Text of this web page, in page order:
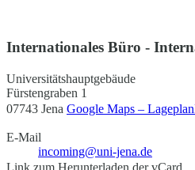
Internationales Büro -
Universitätshauptgebäude
Fürstengraben 1
07743 Jena Google Maps – Lageplan
E-Mail
incoming@uni-jena.de